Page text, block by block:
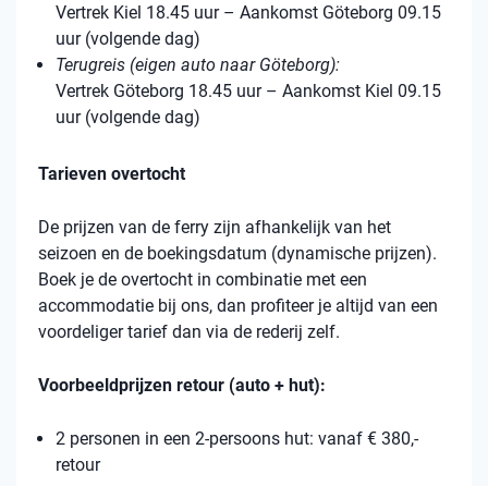
Vertrek Kiel 18.45 uur – Aankomst Göteborg 09.15
uur (volgende dag)
Terugreis (eigen auto naar Göteborg):
Vertrek Göteborg 18.45 uur – Aankomst Kiel 09.15
uur (volgende dag)
Tarieven overtocht
De prijzen van de ferry zijn afhankelijk van het
seizoen en de boekingsdatum (dynamische prijzen).
Boek je de overtocht in combinatie met een
accommodatie bij ons, dan profiteer je altijd van een
voordeliger tarief dan via de rederij zelf.
Voorbeeldprijzen retour (auto + hut):
2 personen in een 2-persoons hut: vanaf € 380,-
retour